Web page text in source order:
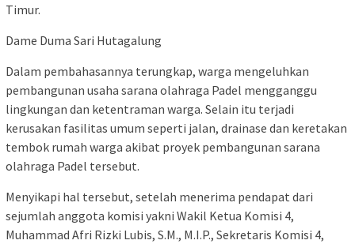
Timur.
Dame Duma Sari Hutagalung
Dalam pembahasannya terungkap, warga mengeluhkan
pembangunan usaha sarana olahraga Padel mengganggu
lingkungan dan ketentraman warga. Selain itu terjadi
kerusakan fasilitas umum seperti jalan, drainase dan keretakan
tembok rumah warga akibat proyek pembangunan sarana
olahraga Padel tersebut.
Menyikapi hal tersebut, setelah menerima pendapat dari
sejumlah anggota komisi yakni Wakil Ketua Komisi 4,
Muhammad Afri Rizki Lubis, S.M., M.I.P., Sekretaris Komisi 4,